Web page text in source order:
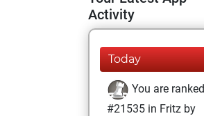
Activity
Today
You are ranked
#21535 in Fritz by